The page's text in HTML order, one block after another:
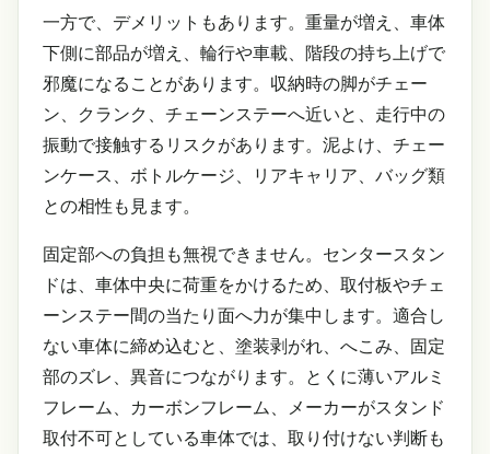
一方で、デメリットもあります。重量が増え、車体
下側に部品が増え、輪行や車載、階段の持ち上げで
邪魔になることがあります。収納時の脚がチェー
ン、クランク、チェーンステーへ近いと、走行中の
振動で接触するリスクがあります。泥よけ、チェー
ンケース、ボトルケージ、リアキャリア、バッグ類
との相性も見ます。
固定部への負担も無視できません。センタースタン
ドは、車体中央に荷重をかけるため、取付板やチェ
ーンステー間の当たり面へ力が集中します。適合し
ない車体に締め込むと、塗装剥がれ、へこみ、固定
部のズレ、異音につながります。とくに薄いアルミ
フレーム、カーボンフレーム、メーカーがスタンド
取付不可としている車体では、取り付けない判断も